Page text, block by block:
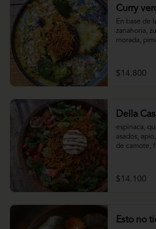
Curry
En base de
zanahoria,
morada,
$14.800
Della
espinaca,
asados,
de camote,
$14.100
Esto no